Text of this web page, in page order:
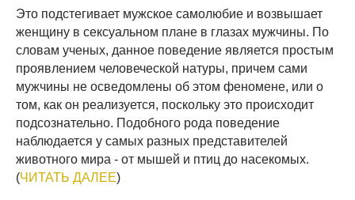
Это подстегивает мужское самолюбие и возвышает
женщину в сексуальном плане в глазах мужчины. По
словам ученых, данное поведение является простым
проявлением человеческой натуры, причем сами
мужчины не осведомлены об этом феномене, или о
том, как он реализуется, поскольку это происходит
подсознательно. Подобного рода поведение
наблюдается у самых разных представителей
животного мира - от мышей и птиц до насекомых.
(ЧИТАТЬ ДАЛЕЕ)